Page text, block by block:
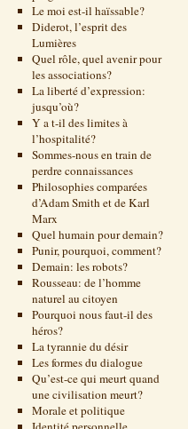
Le moi est-il haïssable?
Diderot, l’esprit des
Lumières
Quel rôle, quel avenir pour
les associations?
La liberté d’expression:
jusqu’où?
Y a t-il des limites à
l’hospitalité?
Sommes-nous en train de
perdre connaissances
Philosophies comparées
d’Adam Smith et de Karl
Marx
Quel humain pour demain?
Punir, pourquoi, comment?
Demain: les robots?
Rousseau: de l’homme
naturel au citoyen
Pourquoi nous faut-il des
héros?
La tyrannie du désir
Les formes du dialogue
Qu’est-ce qui meurt quand
une civilisation meurt?
Morale et politique